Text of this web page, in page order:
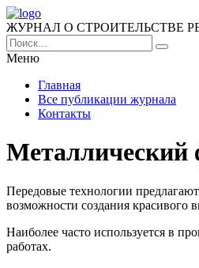
ЖУРНАЛ О СТРОИТЕЛЬСТВЕ
Меню
Главная
Все публикации журнала
Контакты
Металлический
Передовые технологии
возможности создания красивого
Наиболее часто используется в
работах.